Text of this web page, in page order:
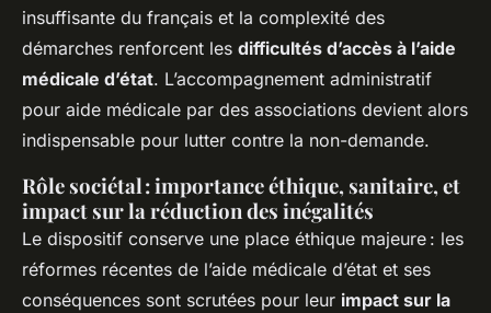
insuffisante du français et la complexité des
démarches renforcent les difficultés d’accès à l’aide
médicale d’état. L’accompagnement administratif
pour aide médicale par des associations devient alors
indispensable pour lutter contre la non-demande.
Rôle sociétal : importance éthique, sanitaire, et
impact sur la réduction des inégalités
Le dispositif conserve une place éthique majeure : les
réformes récentes de l’aide médicale d’état et ses
conséquences sont scrutées pour leur impact sur la